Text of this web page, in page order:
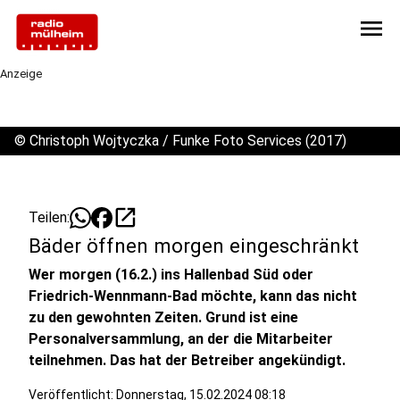
menu
Anzeige
© Christoph Wojtyczka / Funke Foto Services (2017)
Teilen: open_in_new
Bäder öffnen morgen eingeschränkt
Wer morgen (16.2.) ins Hallenbad Süd oder
Friedrich-Wennmann-Bad möchte, kann das nicht
zu den gewohnten Zeiten. Grund ist eine
Personalversammlung, an der die Mitarbeiter
teilnehmen. Das hat der Betreiber angekündigt.
Veröffentlicht: Donnerstag, 15.02.2024 08:18